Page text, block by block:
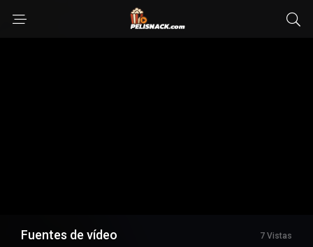
Fuentes de vídeo 7 Vistas